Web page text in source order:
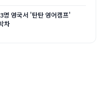
명 영국서 '탄탄 영어캠프'
차